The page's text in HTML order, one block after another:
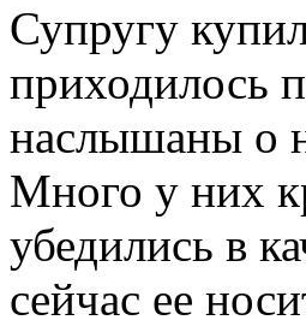
Супругу
приходилось
наслышаны о
Много у них
убедились в
сейчас ее